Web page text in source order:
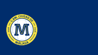
contenido